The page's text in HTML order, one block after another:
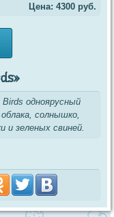
Цена: 4300 руб.
одноярусный
солнышко,
и зеленых свиней.